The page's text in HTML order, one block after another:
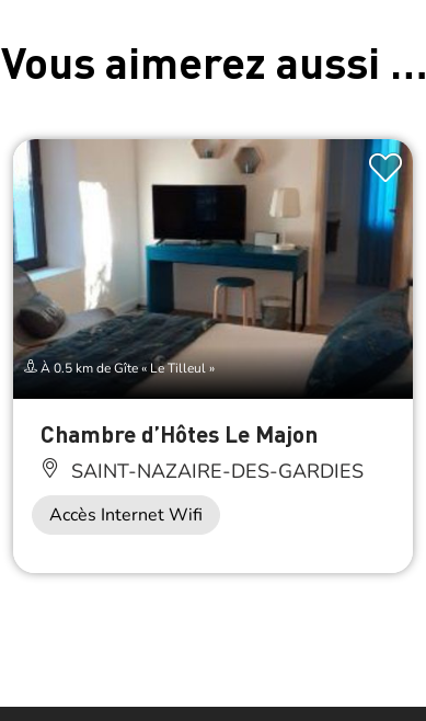
Vous aimerez aussi …
À 0.5 km de Gîte « Le Tilleul »
Chambre d’Hôtes Le Majon
SAINT-NAZAIRE-DES-GARDIES
Accès Internet Wifi